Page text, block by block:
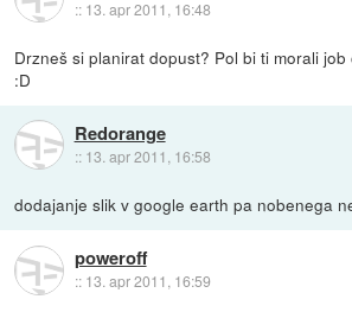
:: 13. apr 2011, 16:48
Drzneš si planirat dopust? Pol bi ti morali
:D
Redorange
:: 13. apr 2011, 16:58
dodajanje slik v google earth pa nobenega
poweroff
:: 13. apr 2011, 16:59